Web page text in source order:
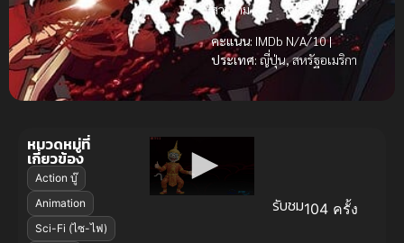
สวยงาม
คะแนน: IMDb N/A/10 |
ประเทศ:ญี่ปุ่น, สหรัฐอเมริกา
รับชม104 ครั้ง
หมวดหมู่ที่
เกี่ยวข้อง
Action บู๊
Animation
Sci-Fi (ไซ-ไฟ)